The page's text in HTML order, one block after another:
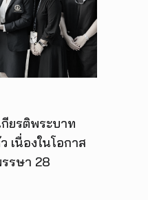
ยรติพระบาท
เนื่องในโอกาส
รษา 28